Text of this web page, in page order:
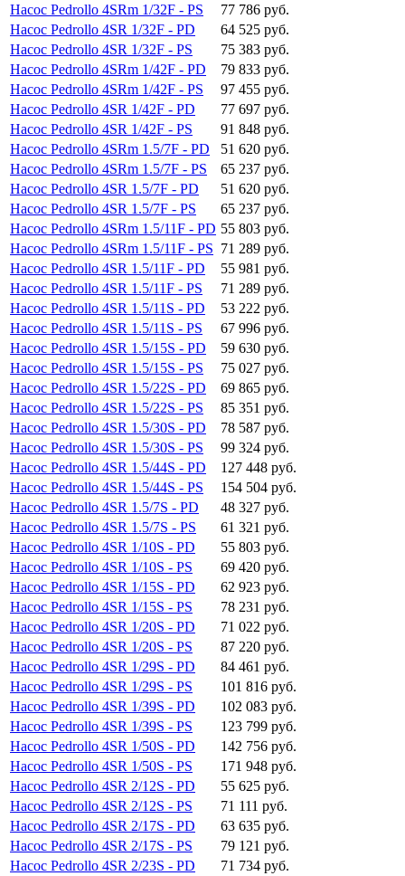
Насос Pedrollo 4SRm 1/32F - PS
77 786 руб.
Насос Pedrollo 4SR 1/32F - PD
64 525 руб.
Насос Pedrollo 4SR 1/32F - PS
75 383 руб.
Насос Pedrollo 4SRm 1/42F - PD
79 833 руб.
Насос Pedrollo 4SRm 1/42F - PS
97 455 руб.
Насос Pedrollo 4SR 1/42F - PD
77 697 руб.
Насос Pedrollo 4SR 1/42F - PS
91 848 руб.
Насос Pedrollo 4SRm 1.5/7F - PD
51 620 руб.
Насос Pedrollo 4SRm 1.5/7F - PS
65 237 руб.
Насос Pedrollo 4SR 1.5/7F - PD
51 620 руб.
Насос Pedrollo 4SR 1.5/7F - PS
65 237 руб.
Насос Pedrollo 4SRm 1.5/11F - PD 55 803 руб.
Насос Pedrollo 4SRm 1.5/11F - PS 71 289 руб.
Насос Pedrollo 4SR 1.5/11F - PD
55 981 руб.
Насос Pedrollo 4SR 1.5/11F - PS
71 289 руб.
Насос Pedrollo 4SR 1.5/11S - PD
53 222 руб.
Насос Pedrollo 4SR 1.5/11S - PS
67 996 руб.
Насос Pedrollo 4SR 1.5/15S - PD
59 630 руб.
Насос Pedrollo 4SR 1.5/15S - PS
75 027 руб.
Насос Pedrollo 4SR 1.5/22S - PD
69 865 руб.
Насос Pedrollo 4SR 1.5/22S - PS
85 351 руб.
Насос Pedrollo 4SR 1.5/30S - PD
78 587 руб.
Насос Pedrollo 4SR 1.5/30S - PS
99 324 руб.
Насос Pedrollo 4SR 1.5/44S - PD
127 448 руб.
Насос Pedrollo 4SR 1.5/44S - PS
154 504 руб.
Насос Pedrollo 4SR 1.5/7S - PD
48 327 руб.
Насос Pedrollo 4SR 1.5/7S - PS
61 321 руб.
Насос Pedrollo 4SR 1/10S - PD
55 803 руб.
Насос Pedrollo 4SR 1/10S - PS
69 420 руб.
Насос Pedrollo 4SR 1/15S - PD
62 923 руб.
Насос Pedrollo 4SR 1/15S - PS
78 231 руб.
Насос Pedrollo 4SR 1/20S - PD
71 022 руб.
Насос Pedrollo 4SR 1/20S - PS
87 220 руб.
Насос Pedrollo 4SR 1/29S - PD
84 461 руб.
Насос Pedrollo 4SR 1/29S - PS
101 816 руб.
Насос Pedrollo 4SR 1/39S - PD
102 083 руб.
Насос Pedrollo 4SR 1/39S - PS
123 799 руб.
Насос Pedrollo 4SR 1/50S - PD
142 756 руб.
Насос Pedrollo 4SR 1/50S - PS
171 948 руб.
Насос Pedrollo 4SR 2/12S - PD
55 625 руб.
Насос Pedrollo 4SR 2/12S - PS
71 111 руб.
Насос Pedrollo 4SR 2/17S - PD
63 635 руб.
Насос Pedrollo 4SR 2/17S - PS
79 121 руб.
Насос Pedrollo 4SR 2/23S - PD
71 734 руб.